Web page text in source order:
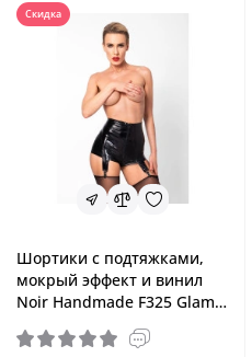
Скидка
Шортики с подтяжками,
мокрый эффект и винил
Noir Handmade F325 Glam
Suspender Wetlook and
Vinyl Shorts, M